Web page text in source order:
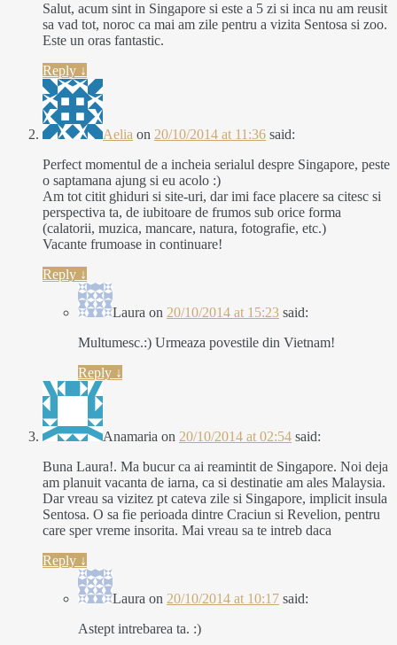
Salut, acum sint in Singapore si este a 5 zi si inca nu am reusit
sa vad tot, noroc ca mai am zile pentru a vizita Sentosa si zoo.
Este un oras fantastic.
Reply ↓
Aelia on 20/10/2014 at 11:36 said:
Perfect momentul de a incheia serialul despre Singapore, peste
o saptamana ajung si eu acolo :)
Am tot citit ghiduri si site-uri, dar imi face placere sa citesc si
perspectiva ta, de iubitoare de frumos sub orice forma
(calatorii, muzica, mancare, natura, fotografie, etc.)
Vacante frumoase in continuare!
Reply ↓
Laura on 20/10/2014 at 15:23 said:
Multumesc.:) Urmeaza povestile din Vietnam!
Reply ↓
Anamaria on 20/10/2014 at 02:54 said:
Buna Laura!. Ma bucur ca ai reamintit de Singapore. Noi deja
am planuit vacanta de iarna, ca si destinatie am ales Malaysia.
Dar vreau sa vizitez pt cateva zile si Singapore, implicit insula
Sentosa. O sa fie perioada dintre Craciun si Revelion, pentru
care sper vreme insorita. Mai vreau sa te intreb daca
Reply ↓
Laura on 20/10/2014 at 10:17 said:
Astept intrebarea ta. :)